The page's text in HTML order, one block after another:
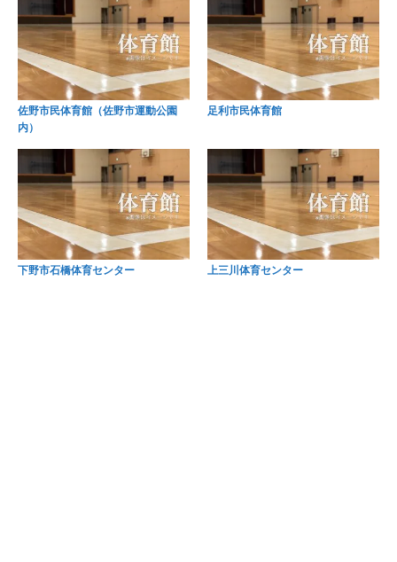
佐野市民体育館（佐野市運動公園
内）
足利市民体育館
下野市石橋体育センター 上三川体育センター